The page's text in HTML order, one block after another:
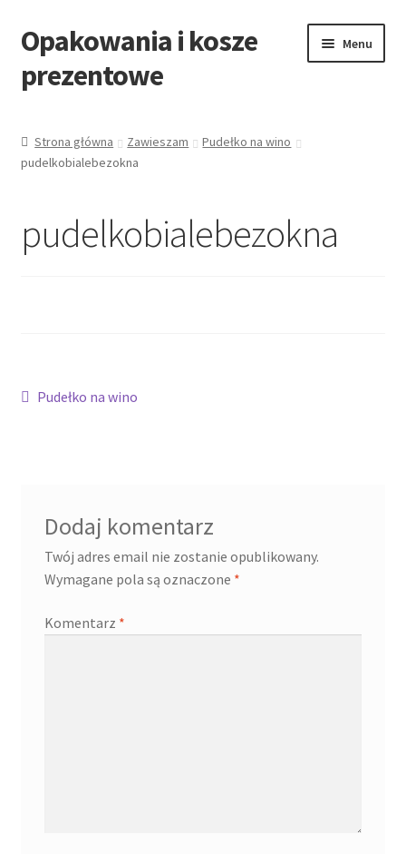
Przejdź
do
nawigacji
Przejdź
do
treści
Opakowania i kosze
prezentowe
Menu
All Categories Shortcode
Blog
Cennik koszy świątecznych
Checkout
Strona główna Zawieszam
Pudełko na wino
pudelkobialebezokna
pudelkobialebezokna
Nawigacja
Poprzedni
Pudełko na wino
Dodaj komentarz
Twój adres email nie zostanie opublikowany.
Wymagane pola są oznaczone *
Komentarz *